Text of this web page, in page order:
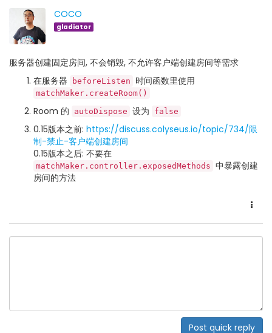
COCO
gladiator
服务器创建固定房间, 不会销毁, 不允许客户端创建房间等需求
在服务器
beforeListen 时间函数里使用
matchMaker.createRoom()
Room 的 autoDispose 设为 false
0.15版本之前: https://discuss.colyseus.io/topic/734/限
制-禁止-客户端创建房间
0.15版本之后: 不要在
matchMaker.controller.exposedMethods 中暴露创建
房间的方法
Post quick reply